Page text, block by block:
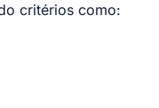
critérios como: